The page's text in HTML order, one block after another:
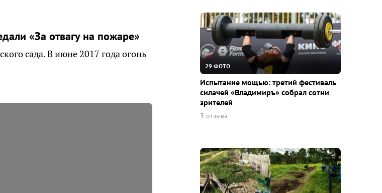
«За отвагу на пожаре»
сада. В июне 2017 года огонь
29 ФОТО
Испытание мощью: третий фестиваль
силачей «Владимиръ» собрал сотни
зрителей
3 отзыва